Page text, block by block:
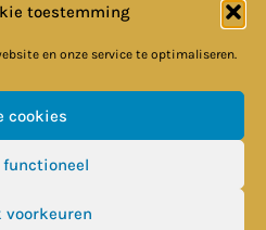
toestemming
en onze service te optimaliseren.
cookies
functioneel
voorkeuren